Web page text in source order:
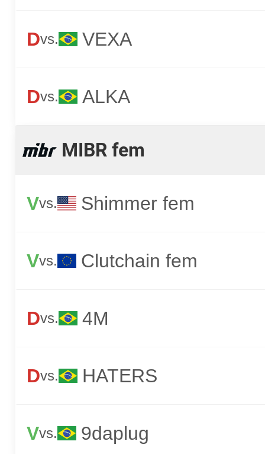
Dvs. VEXA
Dvs. ALKA
MIBR fem
Vvs. Shimmer fem
Vvs. Clutchain fem
Dvs. 4M
Dvs. HATERS
Vvs. 9daplug